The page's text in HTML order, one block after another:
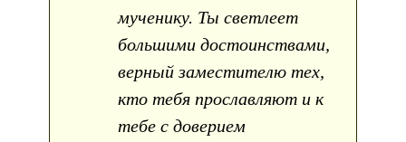
мученику. Ты светлеет
большими достоинствами,
верный заместителю тех,
кто тебя прославляют и к
тебе с доверием